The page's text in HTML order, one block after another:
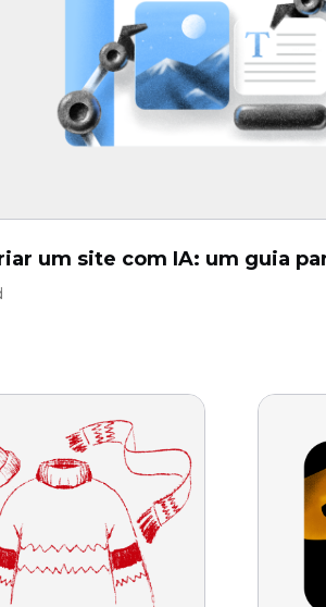
um site com IA: um guia